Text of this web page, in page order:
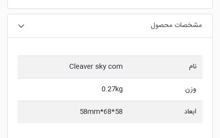
مشخصات محصول
نام
Cleaver sky com
وزن
0.27kg
ابعاد
58*68*58mm